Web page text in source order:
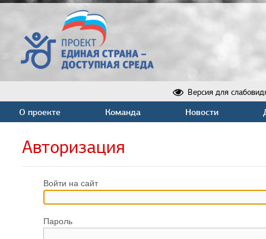
Версия для
О проекте Команда Новости
Авторизация
Войти на сайт
Пароль